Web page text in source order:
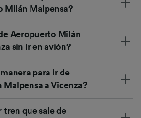
Milán Malpensa?
Aeropuerto Milán
sin ir en avión?
para ir de
a Vicenza?
tren que sale de